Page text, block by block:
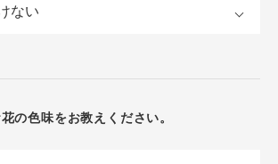
の色味をお教えください。